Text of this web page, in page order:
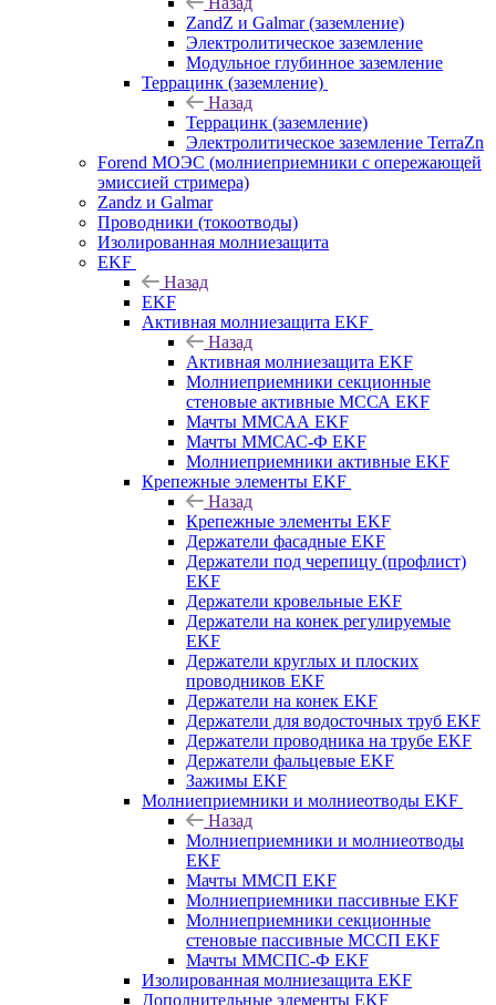
ZandZ и Galmar (заземление)
Электролитическое заземление
Модульное глубинное заземление
Террацинк (заземление)
Назад
Террацинк (заземление)
Электролитическое заземление TerraZn
Forend МОЭС (молниеприемники с опережающей
эмиссией стримера)
Zandz и Galmar
Проводники (токоотводы)
Изолированная молниезащита
EKF
Назад
EKF
Активная молниезащита EKF
Назад
Активная молниезащита EKF
Молниеприемники секционные
стеновые активные МССА EKF
Мачты ММСАА EKF
Мачты ММСАС-Ф EKF
Молниеприемники активные EKF
Крепежные элементы EKF
Назад
Крепежные элементы EKF
Держатели фасадные EKF
Держатели под черепицу (профлист)
EKF
Держатели кровельные EKF
Держатели на конек регулируемые
EKF
Держатели круглых и плоских
проводников EKF
Держатели на конек EKF
Держатели для водосточных труб EKF
Держатели проводника на трубе EKF
Держатели фальцевые EKF
Зажимы EKF
Молниеприемники и молниеотводы EKF
Назад
Молниеприемники и молниеотводы
EKF
Мачты ММСП EKF
Молниеприемники пассивные EKF
Молниеприемники секционные
стеновые пассивные МССП EKF
Мачты ММСПС-Ф EKF
Изолированная молниезащита EKF
Дополнительные элементы EKF